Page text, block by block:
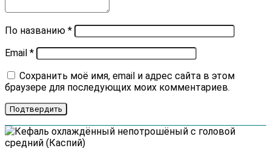
По названию *
Email *
Сохранить моё имя, email и адрес сайта в этом
браузере для последующих моих комментариев.